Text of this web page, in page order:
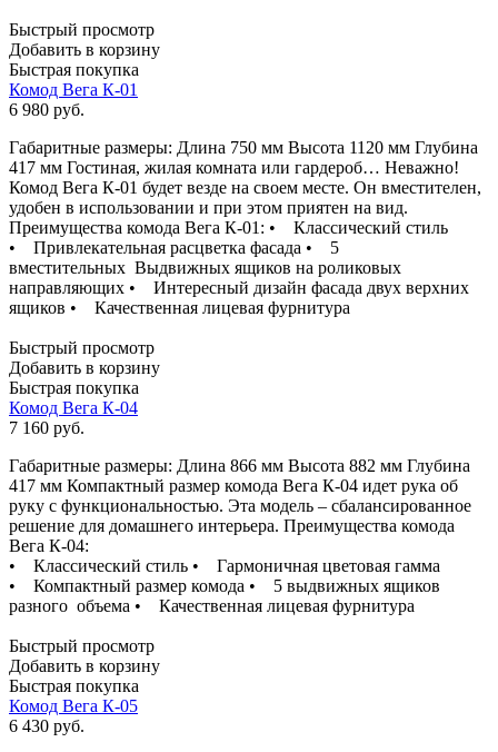
Быстрый просмотр
Добавить в корзину
Быстрая покупка
Комод Вега К-01
6 980 руб.
Габаритные размеры: Длина 750 мм Высота 1120 мм Глубина
417 мм Гостиная, жилая комната или гардероб… Неважно!
Комод Вега К-01 будет везде на своем месте. Он вместителен,
удобен в использовании и при этом приятен на вид.
Преимущества комода Вега К-01: • Классический стиль
• Привлекательная расцветка фасада • 5
вместительных Выдвижных ящиков на роликовых
направляющих • Интересный дизайн фасада двух верхних
ящиков • Качественная лицевая фурнитура
Быстрый просмотр
Добавить в корзину
Быстрая покупка
Комод Вега К-04
7 160 руб.
Габаритные размеры: Длина 866 мм Высота 882 мм Глубина
417 мм Компактный размер комода Вега К-04 идет рука об
руку с функциональностью. Эта модель – сбалансированное
решение для домашнего интерьера. Преимущества комода
Вега К-04:
• Классический стиль • Гармоничная цветовая гамма
• Компактный размер комода • 5 выдвижных ящиков
разного объема • Качественная лицевая фурнитура
Быстрый просмотр
Добавить в корзину
Быстрая покупка
Комод Вега К-05
6 430 руб.